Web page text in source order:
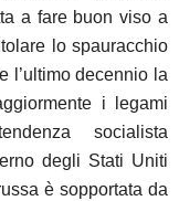
a fare buon viso a
lo spauracchio
l’ultimo decennio la
i legami
socialista
degli Stati Uniti
è sopportata da